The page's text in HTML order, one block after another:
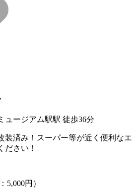
ュージアム駅駅 徒歩36分
装済み！スーパー等が近く便利なエ
ださい！
5,000円）